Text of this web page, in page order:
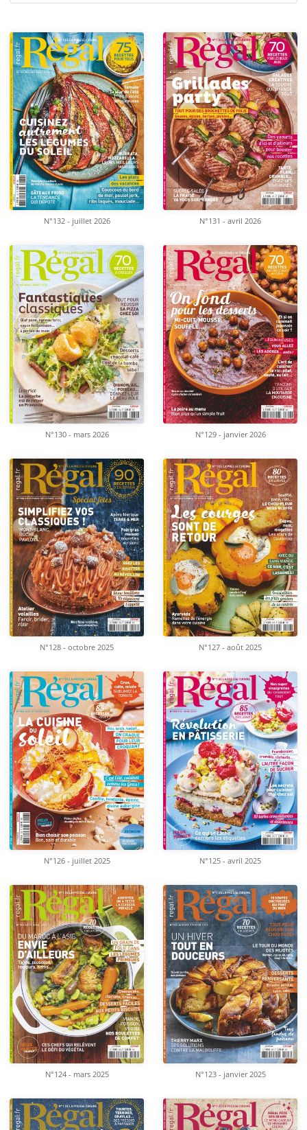
N°132 - juillet 2026 N°131 - avril 2026
N°130 - mars 2026 N°129 - janvier 2026
N°128 - octobre 2025 N°127 - août 2025
N°126 - juillet 2025 N°125 - avril 2025
N°124 - mars 2025 N°123 - janvier 2025